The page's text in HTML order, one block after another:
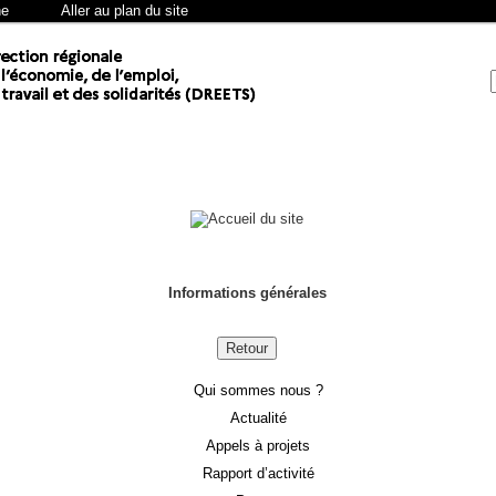
Aller au plan du site
Informations générales
Retour
Qui sommes nous ?
Actualité
Appels à projets
Rapport d’activité